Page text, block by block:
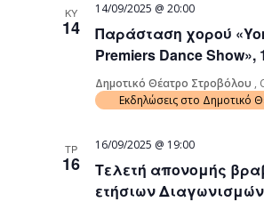
ΚΥ
14
Παράσταση χορού
Premiers Dance Show»,
14/09/2025 @ 20:00
Δημοτικό Θέατρο Στροβόλου ,
Εκδηλώσεις στο Δημοτικό
ΤΡ
16
Τελετή απονομής
ετήσιων
16/09/2025 @ 19:00